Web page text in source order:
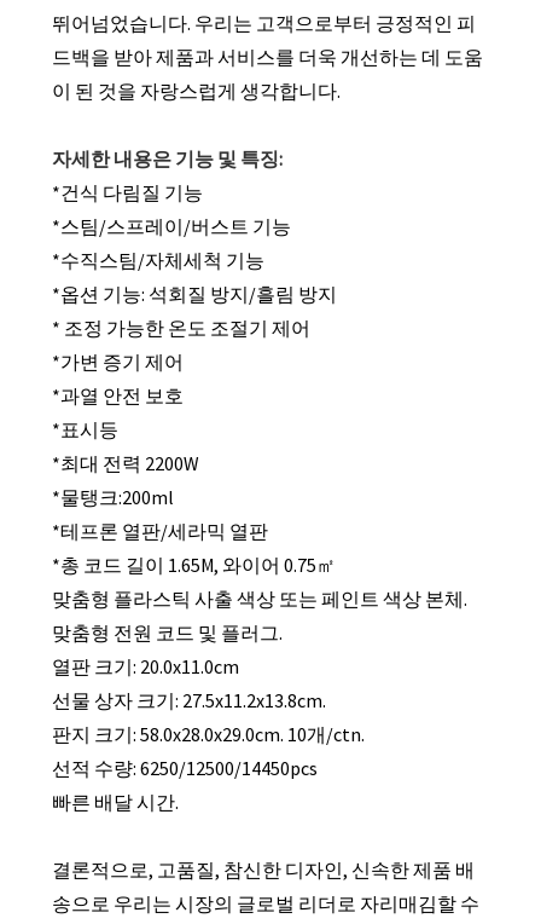
뛰어넘었습니다. 우리는 고객으로부터 긍정적인 피
드백을 받아 제품과 서비스를 더욱 개선하는 데 도움
이 된 것을 자랑스럽게 생각합니다.
자세한 내용은 기능 및 특징:
*건식 다림질 기능
*스팀/스프레이/버스트 기능
*수직스팀/자체세척 기능
*옵션 기능: 석회질 방지/흘림 방지
* 조정 가능한 온도 조절기 제어
*가변 증기 제어
*과열 안전 보호
*표시등
*최대 전력 2200W
*물탱크:200ml
*테프론 열판/세라믹 열판
*총 코드 길이 1.65M, 와이어 0.75㎡
맞춤형 플라스틱 사출 색상 또는 페인트 색상 본체.
맞춤형 전원 코드 및 플러그.
열판 크기: 20.0x11.0cm
선물 상자 크기: 27.5x11.2x13.8cm.
판지 크기: 58.0x28.0x29.0cm. 10개/ctn.
선적 수량: 6250/12500/14450pcs
빠른 배달 시간.
결론적으로, 고품질, 참신한 디자인, 신속한 제품 배
송으로 우리는 시장의 글로벌 리더로 자리매김할 수